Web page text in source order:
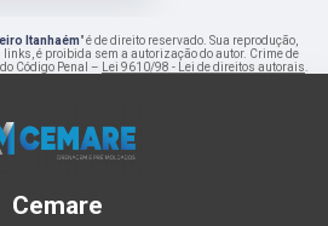
Itanhaém" é de direito reservado. Sua reprodução,
é proibida sem a autorização do autor. Crime de
Código Penal –
Lei 9610/98 - Lei de direitos autorais
Cemare